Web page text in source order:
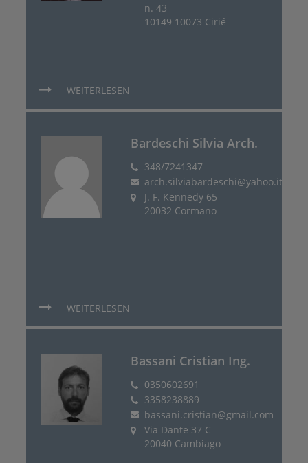
n. 43
10149 10073 Cirié
WEITERLESEN
Bardeschi Silvia Arch.
348/7241347
arch.silviabardeschi@yahoo.it
J. F. Kennedy 65
20032 Cormano
WEITERLESEN
Bassani Cristian Ing.
0350602691
3358238889
bassani.cristian@gmail.com
Via Dante 37 C
20040 Cambiago